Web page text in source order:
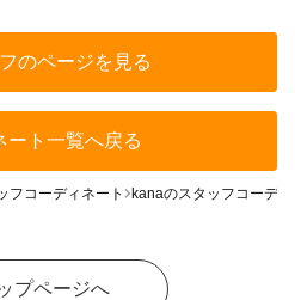
のページを見る
ート一覧へ戻る
フコーディネート kanaのスタッフコーデ
プページへ